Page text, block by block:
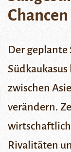
Der geplante
zwischen
verändern.
Rivalitäten